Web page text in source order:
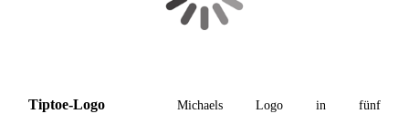
Tiptoe-Logo
Michaels Logo in fünf